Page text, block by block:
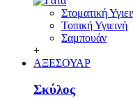
Στοματική
Τοπική Υγιεινή
Σαμπουάν
+
ΑΞΕΣΟΥΑΡ
Σκύλος